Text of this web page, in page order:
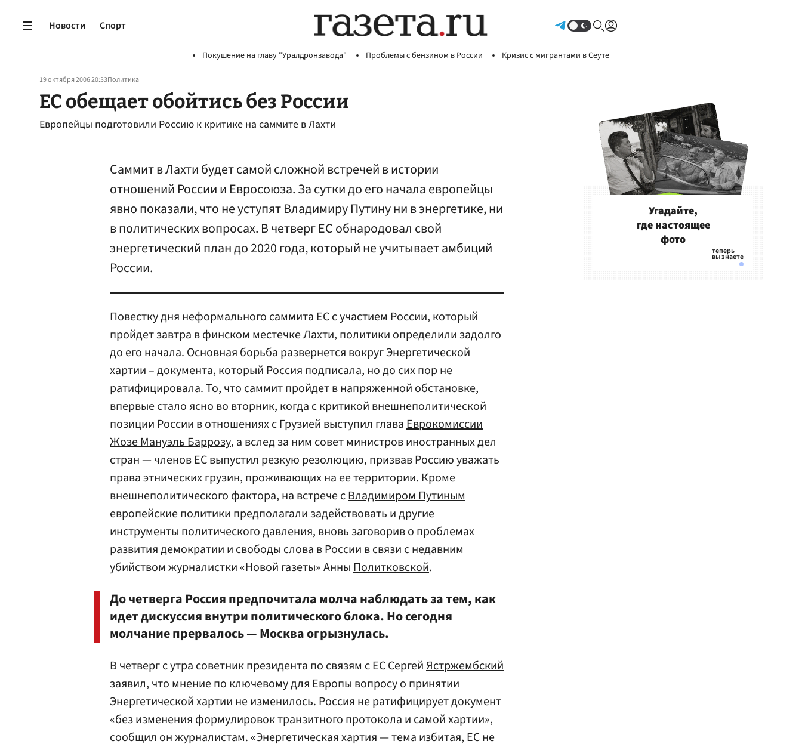
Новости Спорт
Покушение на главу "Уралдронзавода" Проблемы с бензином в России Кризис с мигрантами в Сеуте
19 октября 2006 20:33Политика
ЕС обещает обойтись без России
Европейцы подготовили Россию к критике на саммите в Лахти
Саммит в Лахти будет самой сложной встречей в истории
отношений России и Евросоюза. За сутки до его начала европейцы
явно показали, что не уступят Владимиру Путину ни в энергетике, ни
в политических вопросах. В четверг ЕС обнародовал свой
энергетический план до 2020 года, который не учитывает амбиций
России.
Повестку дня неформального саммита ЕС с участием России, который
пройдет завтра в финском местечке Лахти, политики определили задолго
до его начала. Основная борьба развернется вокруг Энергетической
хартии – документа, который Россия подписала, но до сих пор не
ратифицировала. То, что саммит пройдет в напряженной обстановке,
впервые стало ясно во вторник, когда с критикой внешнеполитической
позиции России в отношениях с Грузией выступил главаЕврокомиссии
Жозе Мануэль Баррозу, а вслед за ним совет министров иностранных дел
стран — членов ЕС выпустил резкую резолюцию, призвав Россию уважать
права этнических грузин, проживающих на ее территории. Кроме
внешнеполитического фактора, на встрече сВладимиром Путиным
европейские политики предполагали задействовать и другие
инструменты политического давления, вновь заговорив о проблемах
развития демократии и свободы слова в России в связи с недавним
убийством журналистки «Новой газеты» АнныПолитковской.
До четверга Россия предпочитала молча наблюдать за тем, как
идет дискуссия внутри политического блока. Но сегодня
молчание прервалось — Москва огрызнулась.
В четверг с утра советник президента по связям с ЕС СергейЯстржембский
заявил, что мнение по ключевому для Европы вопросу о принятии
Энергетической хартии не изменилось. Россия не ратифицирует документ
«без изменения формулировок транзитного протокола и самой хартии»,
сообщил он журналистам. «Энергетическая хартия — тема избитая, ЕС не
Угадайте,
где настоящее
фото